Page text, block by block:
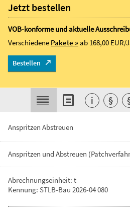
Anspritzen Abstreuen
Anspritzen und Abstreuen
Abrechnungseinheit: t
Kennung: STLB-Bau 2026-04 080
Jetzt bestellen
VOB-konforme und aktuelle
Verschiedene Pakete »ab 168,00 EUR/
Bestellen
i §